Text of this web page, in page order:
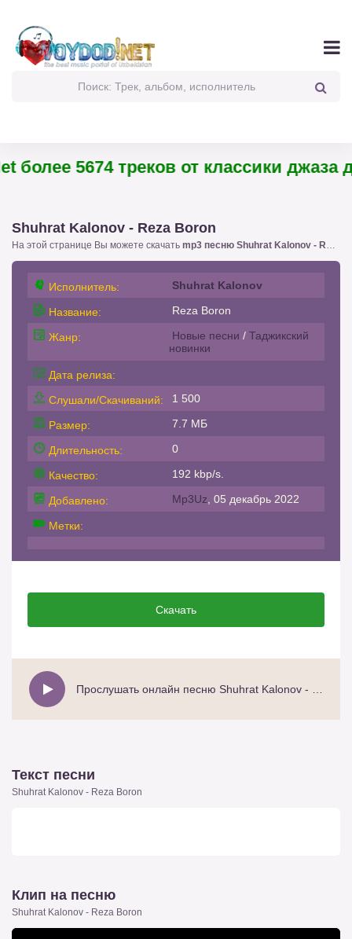
5674 треков от классики джаза
Shuhrat Kalonov - Reza Boron
На этой странице Вы можете скачать mp3 песню Shuhrat Kalonov - Reza Boron
Исполнитель: Shuhrat Kalonov
Название: Reza Boron
Жанр: Новые песни / Таджикский
новинки
Дата релиза:
Слушали/Скачиваний:
1 500
Размер: 7.7 МБ
Длительность: 0
Качество: 192 kbp/s.
Добавлено: Mp3Uz , 05 декабрь 2022
Метки:
Скачать
Текст песни
Shuhrat Kalonov - Reza Boron
Клип на песню
Shuhrat Kalonov - Reza Boron